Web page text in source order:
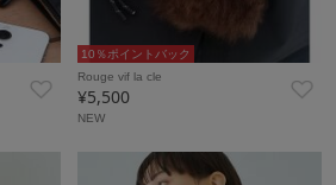
10％ポイントバック
Rouge vif la cle
¥5,500
NEW